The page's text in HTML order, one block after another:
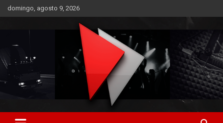
Saltar
al
domingo, agosto 9, 2026
RO CONTENIDOS